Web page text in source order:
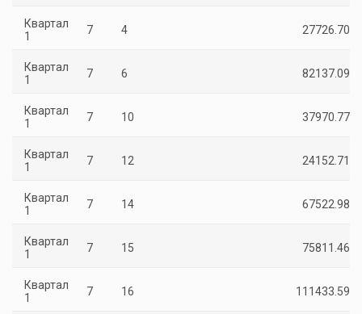
Квартал
1
7 4 27726.70
Квартал
1
7 6 82137.09
Квартал
1
7 10 37970.77
Квартал
1
7 12 24152.71
Квартал
1
7 14 67522.98
Квартал
1
7 15 75811.46
Квартал
1
7 16 111433.59